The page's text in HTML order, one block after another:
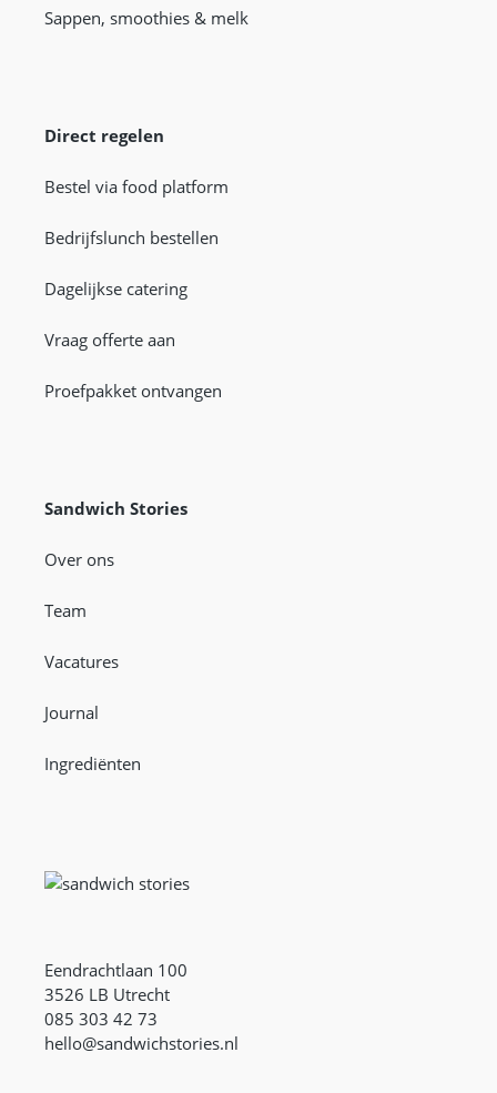
Sappen, smoothies & melk
Direct regelen
Bestel via food platform
Bedrijfslunch bestellen
Dagelijkse catering
Vraag offerte aan
Proefpakket ontvangen
Sandwich Stories
Over ons
Team
Vacatures
Journal
Ingrediënten
Eendrachtlaan 100
3526 LB Utrecht
085 303 42 73
hello@sandwichstories.nl